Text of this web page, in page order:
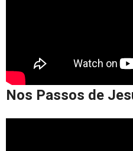
Nos Passos de